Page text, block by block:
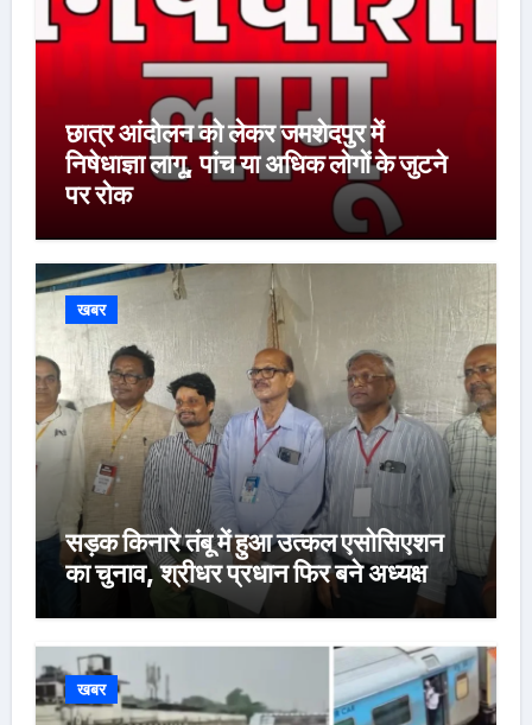
छात्र आंदोलन को लेकर जमशेदपुर में
निषेधाज्ञा लागू, पांच या अधिक लोगों के जुटने
पर रोक
खबर
सड़क किनारे तंबू में हुआ उत्कल एसोसिएशन
का चुनाव, श्रीधर प्रधान फिर बने अध्यक्ष
खबर